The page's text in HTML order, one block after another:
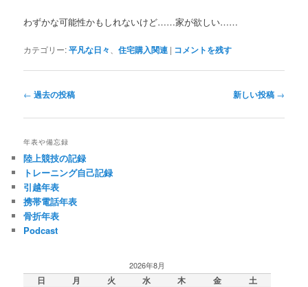
わずかな可能性かもしれないけど……家が欲しい……
カテゴリー:平凡な日々 、住宅購入関連 | コメントを残す
投
ナ
ビ
ゲ
ー
シ
ョ
ン
← 過去の投稿 新しい投稿 →
年表や備忘録
陸上競技の記録
トレーニング自己記録
引越年表
携帯電話年表
骨折年表
Podcast
2026年8月
日 月 火 水 木 金
土